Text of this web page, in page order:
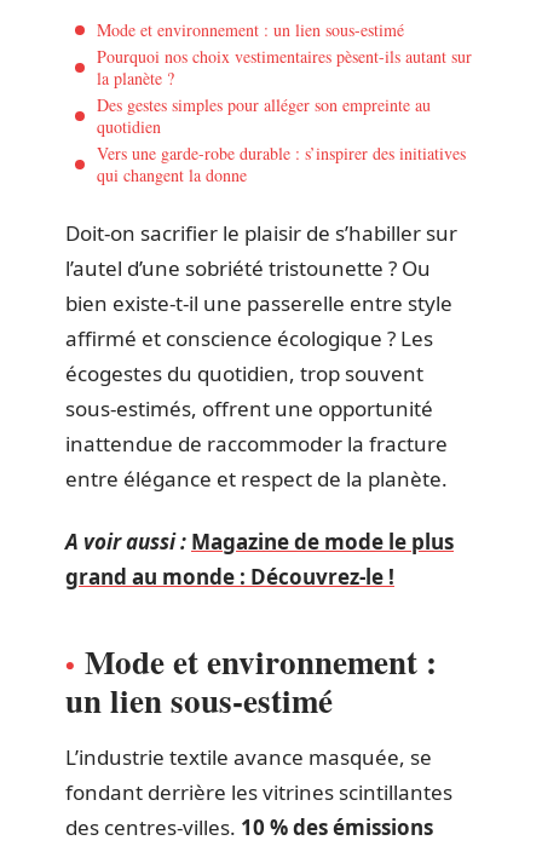
Mode et environnement : un lien sous-estimé
Pourquoi nos choix vestimentaires pèsent-ils autant sur
la planète ?
Des gestes simples pour alléger son empreinte au
quotidien
Vers une garde-robe durable : s’inspirer des initiatives
qui changent la donne
Doit-on sacrifier le plaisir de s’habiller sur
l’autel d’une sobriété tristounette ? Ou
bien existe-t-il une passerelle entre style
affirmé et conscience écologique ? Les
écogestes du quotidien, trop souvent
sous-estimés, offrent une opportunité
inattendue de raccommoder la fracture
entre élégance et respect de la planète.
A voir aussi : Magazine de mode le plus
grand au monde : Découvrez-le !
Mode et environnement :
un lien sous-estimé
L’industrie textile avance masquée, se
fondant derrière les vitrines scintillantes
des centres-villes. 10 % des émissions